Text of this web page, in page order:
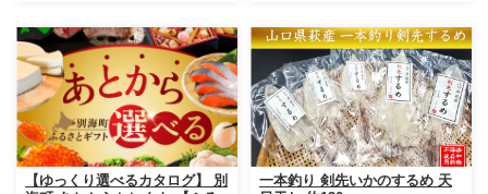
モン サケ
【ゆっくり選べるカタログ】 別
一本釣り 剣先いかのするめ 天